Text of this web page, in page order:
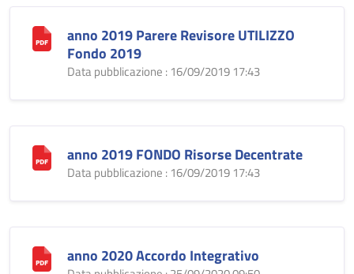
anno 2019 Parere Revisore UTILIZZO
Fondo 2019
Data pubblicazione : 16/09/2019 17:43
anno 2019 FONDO Risorse Decentrate
Data pubblicazione : 16/09/2019 17:43
anno 2020 Accordo Integrativo